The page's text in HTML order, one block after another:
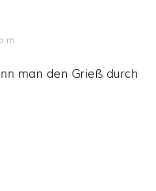
man den Grieß durch